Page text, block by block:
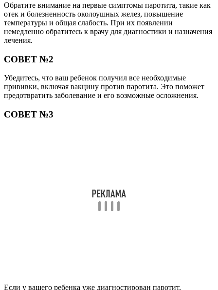
Обратите внимание на первые симптомы паротита, такие как
отек и болезненность околоушных желез, повышение
температуры и общая слабость. При их появлении
немедленно обратитесь к врачу для диагностики и назначения
лечения.
СОВЕТ №2
Убедитесь, что ваш ребенок получил все необходимые
прививки, включая вакцину против паротита. Это поможет
предотвратить заболевание и его возможные осложнения.
СОВЕТ №3
Если у вашего ребенка уже диагностирован паротит,